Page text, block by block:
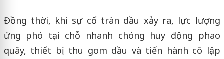
Đồng thời, khi sự cố tràn dầu xảy ra, lực lượng
ứng phó tại chỗ nhanh chóng huy động phao
quây, thiết bị thu gom dầu và tiến hành cô lập